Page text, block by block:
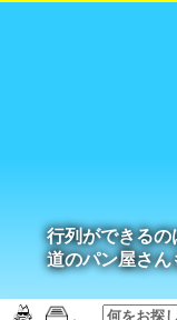
行列ができる
道のパン屋さん